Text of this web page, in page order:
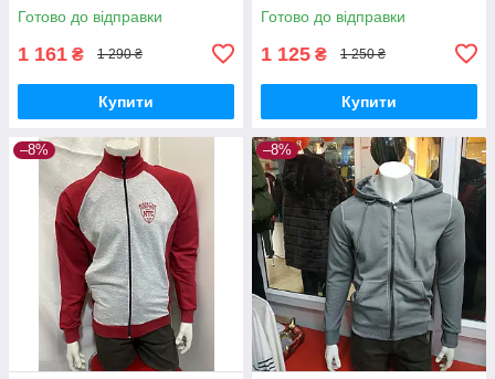
Готово до відправки
1 161 ₴ 1 290 ₴
Купити
Готово до відправки
1 125 ₴ 1 250 ₴
Купити
–8% –8%